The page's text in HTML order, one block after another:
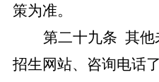
策为准。
第二十九条 其他
招生网站、咨询电话了